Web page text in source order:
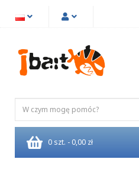
0 szt. - 0,00 zł